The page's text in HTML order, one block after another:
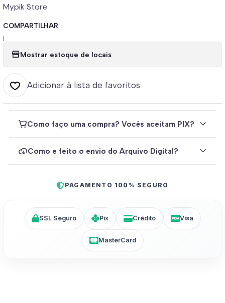
Mypik Store
COMPARTILHAR
|
Mostrar estoque de locais
Adicionar à lista de favoritos
Como faço uma compra? Vocês aceitam PIX?
Como e feito o envio do Arquivo Digital?
PAGAMENTO 100% SEGURO
SSL Seguro Pix Crédito Visa
MasterCard